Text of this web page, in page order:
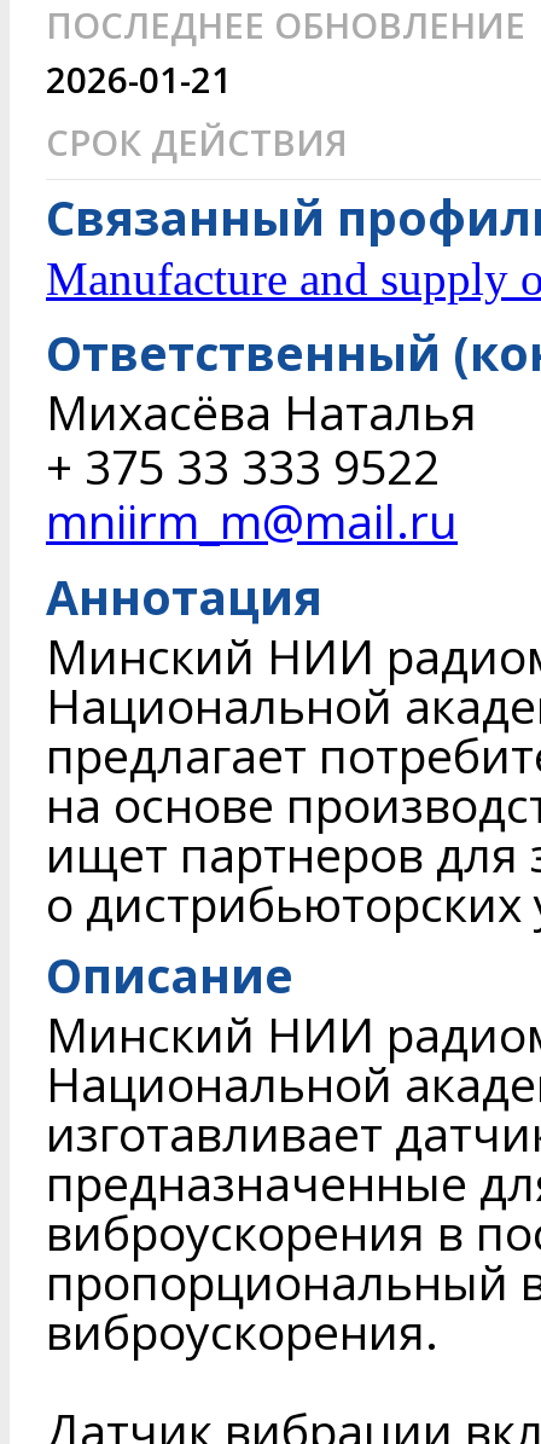
ПОСЛЕДНЕЕ ОБНОВЛЕНИЕ
2026-01-21
СРОК ДЕЙСТВИЯ
Связанный
Manufacture and supply
Ответственный
Михасёва Наталья
+ 375 33 333 9522
mniirm_m@mail.ru
Аннотация
Минский НИИ
Национальной
предлагает
на основе
ищет партнеров
о дистрибьюторских
Описание
Минский НИИ
Национальной
изготавливает
предназначенные
виброускорения в
пропорциональный
виброускорения.
Датчик вибрации